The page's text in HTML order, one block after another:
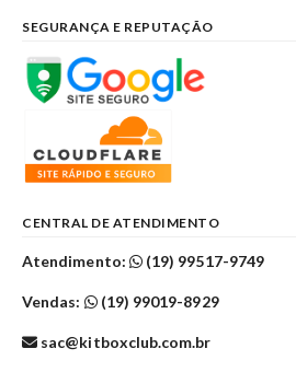
SEGURANÇA E REPUTAÇÃO
CENTRAL DE ATENDIMENTO
Atendimento: (19) 99517-9749
Vendas: (19) 99019-8929
sac@kitboxclub.com.br